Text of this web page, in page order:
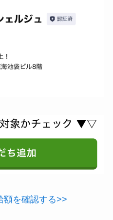
額を確認する>>